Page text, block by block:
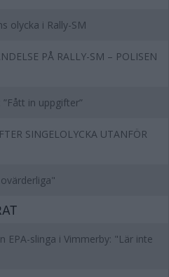
olycka i Rally-SM
PÅ RALLY-SM – POLISEN
in uppgifter”
SINGELOLYCKA UTANFÖR
EPA-slinga i Vimmerby: "Lär inte